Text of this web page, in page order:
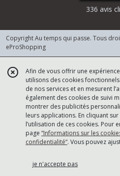
336 avis
Copyright Au temps qui passe. Tous
eProShopping
Afin de vous offrir une
utilisons des cookies
de nos services et en mesurent
également des cookies de suivi
montrer des publicités
leurs applications. En cliquant sur
l’utilisation de ces cookies. Pour
page “Informations sur les
confidentialité“. Vous pouvez
je n'accepte pas